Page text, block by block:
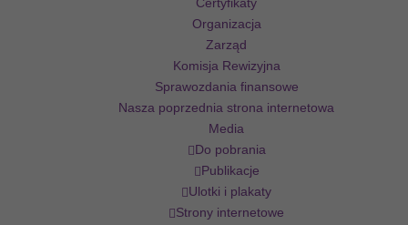
Organizacja
Zarząd
Komisja Rewizyjna
Sprawozdania finansowe
Nasza poprzednia strona internetowa
Media
Do pobrania
Publikacje
Ulotki i plakaty
Strony internetowe